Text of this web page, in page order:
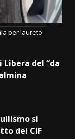
per laureto
del “da
si
del CIF